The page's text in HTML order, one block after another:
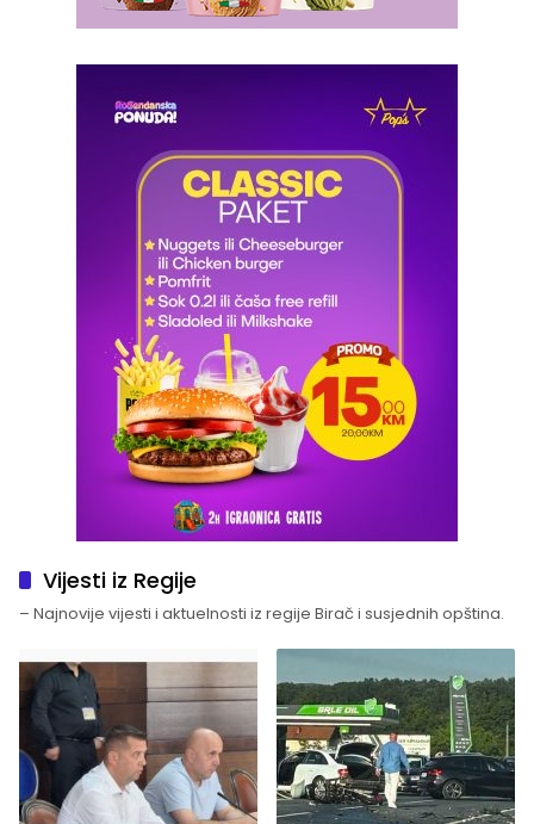
Vijesti iz Regije
– Najnovije vijesti i aktuelnosti iz regije Birač i susjednih opština.